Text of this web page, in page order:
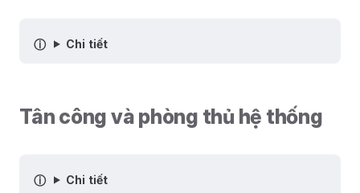
Chi tiết
Tân công và phòng thủ hệ thống
Chi tiết